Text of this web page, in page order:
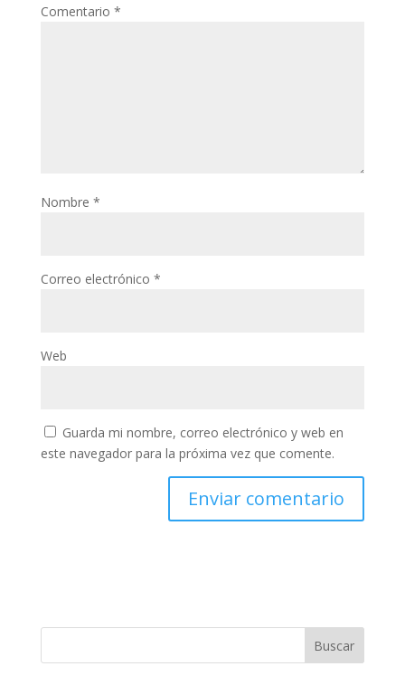
Comentario *
Nombre *
Correo electrónico *
Web
Guarda mi nombre, correo electrónico y web en
este navegador para la próxima vez que comente.